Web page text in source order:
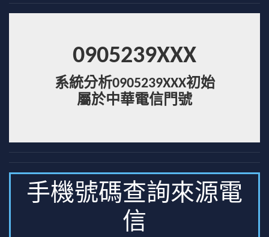
0905239XXX
系統分析0905239XXX初始
屬於中華電信門號
手機號碼查詢來源電
信